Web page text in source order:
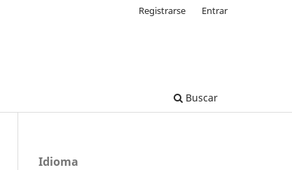
Buscar
Registrarse Entrar
Idioma